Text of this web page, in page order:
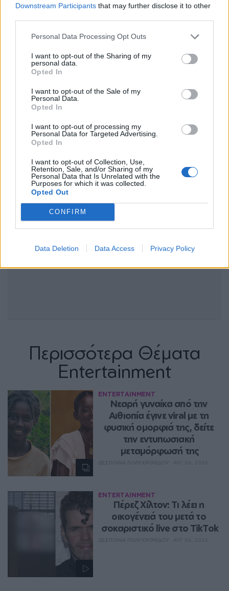
Downstream Participants that may further disclose it to other
Personal Data Processing Opt Outs
I want to opt-out of the Sharing of my
personal data.
Opted In
I want to opt-out of the Sale of my
Personal Data.
Opted In
I want to opt-out of processing my
Personal Data for Targeted Advertising.
Opted In
I want to opt-out of Collection, Use,
Retention, Sale, and/or Sharing of my
Personal Data that Is Unrelated with the
Purposes for which it was collected.
Opted Out
CONFIRM
Data Deletion Data Access Privacy Policy
μάθετε πρώτοιτα πιο hot νέα.
Ακολουθήστε το Pink.gr και στο
Instagram
Περισσότερα Θέματα
Entertainment
ENTERTAINMENT
Νεαρή γυναίκα από την
Αιθιοπία έγινε viral με τη
φυσική ομορφιά της, δείτε
την εντυπωσιακή
μεταμόρφωσή της
ENTERTAINMENT
Πέρεζ Χίλτον: Τι λέει η
οικογένειά του μετά το
σοκαριστικό live στο TikTok